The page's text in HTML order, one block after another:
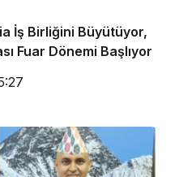
İş Birliğini Büyütüyor,
Fuar Dönemi Başlıyor